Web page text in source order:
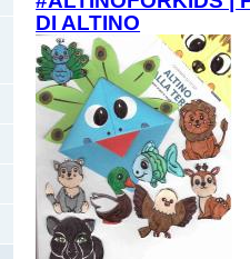
DI ALTINO